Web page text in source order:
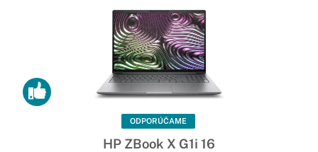
ODPORÚČAME
HP ZBook X G1i 16